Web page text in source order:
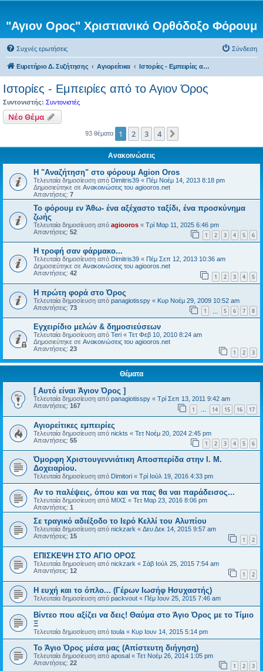
"Αγιον Ορος" Χριστιανικό Ορθόδοξο Φόρουμ
Συχνές ερωτήσεις Σύνδεση
Ευρετήριο Δ. Συζήτησης Αγιορείτικα Ιστορίες - Εμπειρίες από το Αγιον Όρος
Ιστορίες - Εμπειρίες από το Αγιον Όρος
Συντονιστής: Συντονιστές
Νέο Θέμα
93 θέματα 1 2 3 4
Ανακοινώσεις
Η "Αναζήτηση" στο φόρουμ Agion Oros
Τελευταία δημοσίευση από Dimitris39 « Πέμ Νοέμ 14, 2013 8:18 pm
Δημοσιεύτηκε σε Ανακοινώσεις του agiooros.net
Απαντήσεις: 7
Το φόρουμ εν Άθω- ένα αξέχαστο ταξίδι, ένα προσκύνημα
ζωής
Τελευταία δημοσίευση από agiooros « Τρί Μαρ 11, 2025 6:46 pm
Απαντήσεις: 52 1 2 3 4 5 6
H τροφή σαν φάρμακο...
Τελευταία δημοσίευση από Dimitris39 « Πέμ Σεπ 12, 2013 10:36 am
Δημοσιεύτηκε σε Ανακοινώσεις του agiooros.net
Απαντήσεις: 42 1 2 3 4 5
Η πρώτη φορά στο Όρος
Τελευταία δημοσίευση από panagiotisspy « Κυρ Νοέμ 29, 2009 10:52 am
Απαντήσεις: 73 1 5 6 7 8
Εγχειρίδιο μελών & δημοσιεύσεων
Τελευταία δημοσίευση από Teri « Τετ Φεβ 10, 2010 8:24 am
Δημοσιεύτηκε σε Ανακοινώσεις του agiooros.net
Απαντήσεις: 23 1 2 3
Θέματα
[ Αυτό είναι Άγιον Όρος ]
Τελευταία δημοσίευση από panagiotisspy « Τρί Σεπ 13, 2011 9:42 am
Απαντήσεις: 167 1 … 14 15 16 17
Αγιορείτικες εμπειρίες
Τελευταία δημοσίευση από nickts « Τετ Νοέμ 20, 2024 2:45 pm
Απαντήσεις: 55 1 2 3 4 5 6
Όμορφη Χριστουγεννιάτικη Αποσπερίδα στην Ι. Μ.
Δοχειαρίου.
Τελευταία δημοσίευση από Dimitori « Τρί Ιούλ 19, 2016 4:33 pm
Τελευταία δημοσίευση από ΜΙΧΣ « Τετ Μαρ 23, 2016 8:06 pm
Απαντήσεις: 1
Σε τραγικό αδιέξοδο το Ιερό Κελλί του Αλυπίου
Τελευταία δημοσίευση από nickzark « Δευ Δεκ 14, 2015 9:57 am
Απαντήσεις: 15 1 2
ΕΠΙΣΚΕΨΗ ΣΤΟ ΑΓΙΟ ΟΡΟΣ
Τελευταία δημοσίευση από nickzark « Σάβ Ιούλ 25, 2015 7:54 am
Απαντήσεις: 12 1 2
Η ευχή και το όπλο... (Γέρων Ιωσήφ Ησυχαστής)
Τελευταία δημοσίευση από packvout « Πέμ Ιουν 25, 2015 7:46 am
Βίντεο που αξίζει να δεις! Θαύμα στο Άγιο Όρος με το Τίμιο
Ξ
Τελευταία δημοσίευση από toula « Κυρ Ιουν 14, 2015 5:14 pm
Το Άγιο Όρος μέσα μας (Απίστευτη διήγηση)
Τελευταία δημοσίευση από aposal « Τετ Νοέμ 26, 2014 1:05 pm
Απαντήσεις: 22 1 2 3